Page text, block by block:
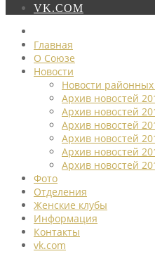
VK.COM
Главная
О Союзе
Новости
Новости
Архив новостей
Архив новостей
Архив новостей
Архив новостей
Архив новостей
Архив новостей
Фото
Отделения
Женские клубы
Информация
Контакты
vk.com